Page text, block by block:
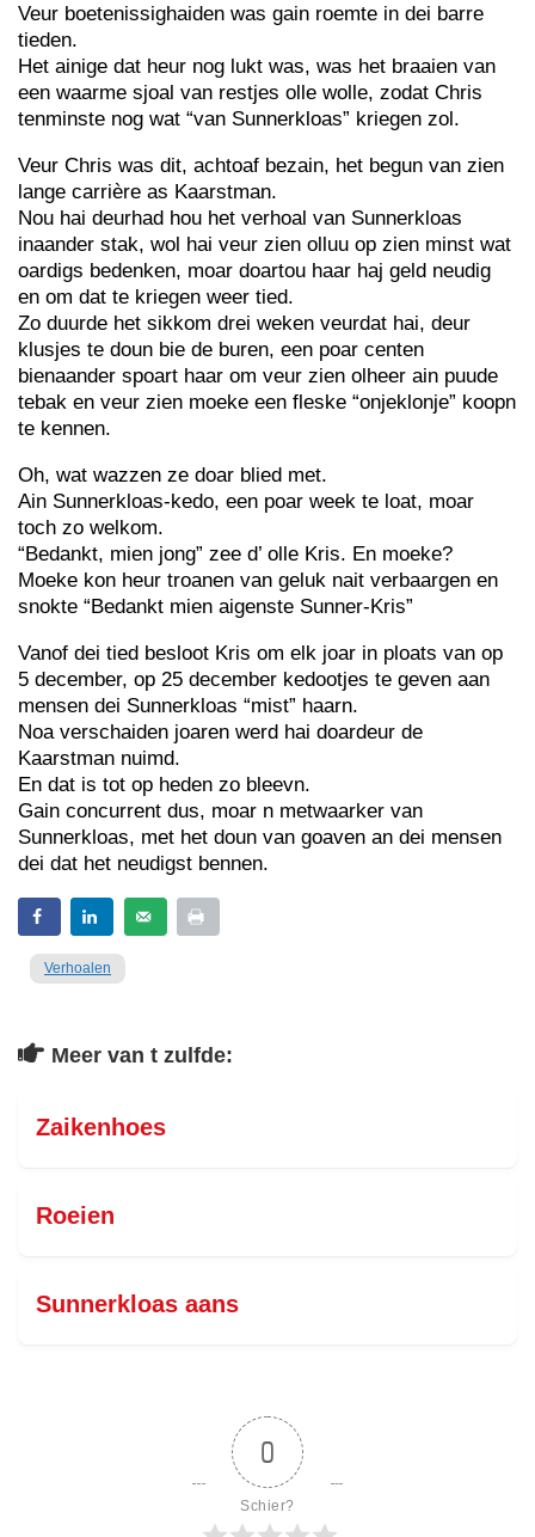
Veur boetenissighaiden was gain roemte in dei barre
tieden.
Het ainige dat heur nog lukt was, was het braaien van
een waarme sjoal van restjes olle wolle, zodat Chris
tenminste nog wat “van Sunnerkloas” kriegen zol.
Veur Chris was dit, achtoaf bezain, het begun van zien
lange carrière as Kaarstman.
Nou hai deurhad hou het verhoal van Sunnerkloas
inaander stak, wol hai veur zien olluu op zien minst wat
oardigs bedenken, moar doartou haar haj geld neudig
en om dat te kriegen weer tied.
Zo duurde het sikkom drei weken veurdat hai, deur
klusjes te doun bie de buren, een poar centen
bienaander spoart haar om veur zien olheer ain puude
tebak en veur zien moeke een fleske “onjeklonje” koopn
te kennen.
Oh, wat wazzen ze doar blied met.
Ain Sunnerkloas-kedo, een poar week te loat, moar
toch zo welkom.
“Bedankt, mien jong” zee d’ olle Kris. En moeke?
Moeke kon heur troanen van geluk nait verbaargen en
snokte “Bedankt mien aigenste Sunner-Kris”
Vanof dei tied besloot Kris om elk joar in ploats van op
5 december, op 25 december kedootjes te geven aan
mensen dei Sunnerkloas “mist” haarn.
Noa verschaiden joaren werd hai doardeur de
Kaarstman nuimd.
En dat is tot op heden zo bleevn.
Gain concurrent dus, moar n metwaarker van
Sunnerkloas, met het doun van goaven an dei mensen
dei dat het neudigst bennen.
Verhoalen
Meer van t zulfde:
Zaikenhoes
Roeien
Sunnerkloas aans
0
Schier?